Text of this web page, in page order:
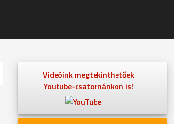
Videóink megtekinthetőek
Youtube-csatornánkon is!